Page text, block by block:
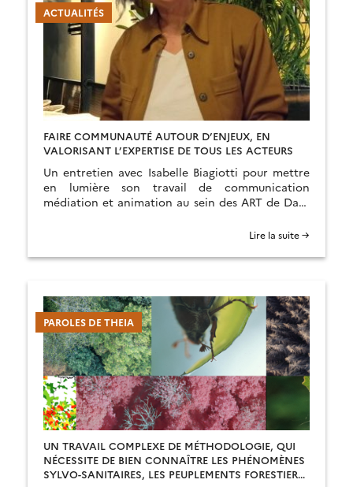
ACTUALITÉS
FAIRE COMMUNAUTÉ AUTOUR D’ENJEUX, EN
VALORISANT L’EXPERTISE DE TOUS LES ACTEURS
Un entretien avec Isabelle Biagiotti pour mettre
en lumière son travail de communication
médiation et animation au sein des ART de Data
Lire la suite →
PAROLES DE THEIA
UN TRAVAIL COMPLEXE DE MÉTHODOLOGIE, QUI
NÉCESSITE DE BIEN CONNAÎTRE LES PHÉNOMÈNES
SYLVO-SANITAIRES, LES PEUPLEMENTS FORESTIERS